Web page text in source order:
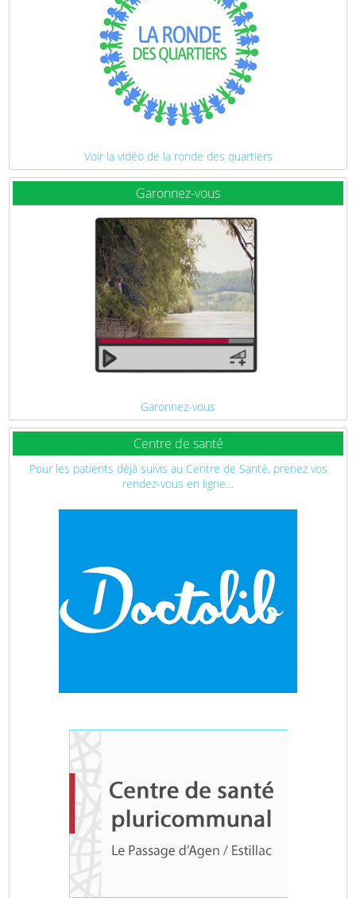
Voir la vidéo de la ronde des quartiers
Garonnez-vous
Garonnez-vous
Centre de santé
Pour les patients déjà suivis au Centre de Santé, prenez vos
rendez-vous en ligne…